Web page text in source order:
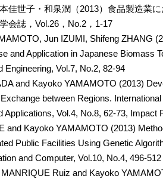
佳世子・和泉潤（2013）食品製造業
会誌，Vol.26，No.2，1-17
Jun IZUMI, Shifeng ZHANG
and Application in Japanese Biomass
Engineering, Vol.7, No.2, 82-94
and Kayoko YAMAMOTO (2013)
between Regions.
Applications, Vol.4, No.8, 62-73, Impact
and Kayoko YAMAMOTO (2013)
Public Facilities Using Genetic
and Computer, Vol.10, No.4, 496-512
Ruiz and Kayoko